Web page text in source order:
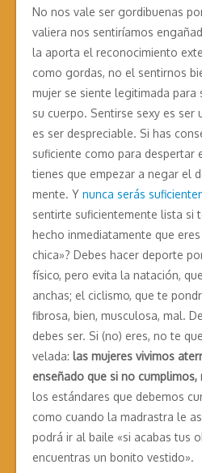
No nos vale ser gordibuenas
valiera nos sentiríamos
la aporta el reconocimiento
como gordas, no el sentirnos
mujer se siente legitimada para
su cuerpo. Sentirse sexy es ser
es ser despreciable. Si has
suficiente como para despertar
tienes que empezar a negar el
mente. Y nunca serás
sentirte suficientemente lista si
hecho inmediatamente que
chica»? Debes hacer deporte
físico, pero evita la natación,
anchas; el ciclismo, que te
fibrosa, bien, musculosa, mal.
debes ser. Si (no) eres, no te
velada: las mujeres vivimos
enseñado que si no
los estándares que debemos
como cuando la madrastra le
podrá ir al baile «si acabas tus
encuentras un bonito vestido».